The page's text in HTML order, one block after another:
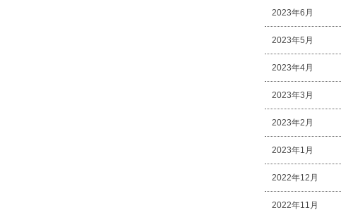
2023年6月
2023年5月
2023年4月
2023年3月
2023年2月
2023年1月
2022年12月
2022年11月